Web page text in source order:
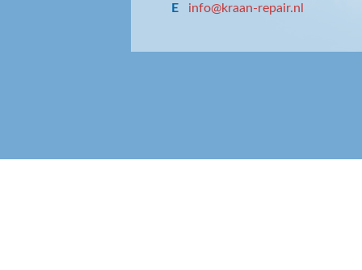
E
info@kraan-repair.nl